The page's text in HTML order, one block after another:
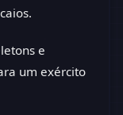
e
um exército